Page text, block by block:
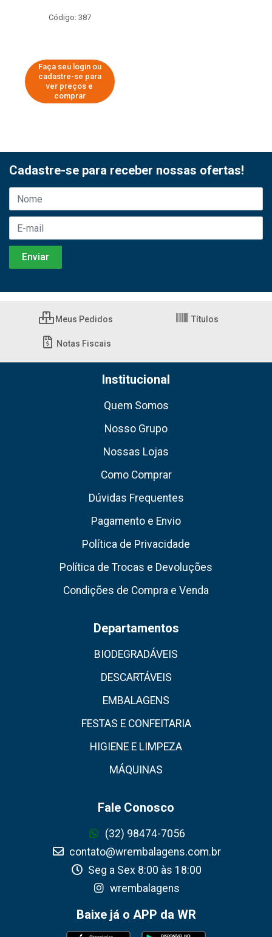
Código: 387
Faça seu login ou
cadastre-se para
ver preços e
comprar
Cadastre-se para receber nossas ofertas!
Meus Pedidos Títulos
Notas Fiscais
Institucional
Quem Somos
Nosso Grupo
Nossas Lojas
Como Comprar
Dúvidas Frequentes
Pagamento e Envio
Política de Privacidade
Política de Trocas e Devoluções
Condições de Compra e Venda
Departamentos
BIODEGRADÁVEIS
DESCARTÁVEIS
EMBALAGENS
FESTAS E CONFEITARIA
HIGIENE E LIMPEZA
MÁQUINAS
Fale Conosco
(32) 98474-7056
contato@wrembalagens.com.br
Seg a Sex 8:00 às 18:00
wrembalagens
Baixe já o APP da WR